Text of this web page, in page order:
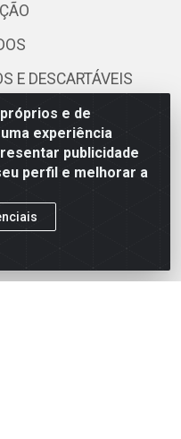
e de
experiência
publicidade
perfil e melhorar a
E DESCARTÁVEIS
0103
0579